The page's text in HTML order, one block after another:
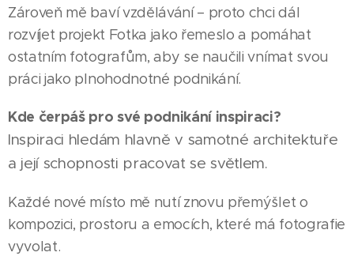
Zároveň mě baví vzdělávání – proto chci dál
rozvíjet projekt Fotka jako řemeslo a pomáhat
ostatním fotografům, aby se naučili vnímat svou
práci jako plnohodnotné podnikání.
Kde čerpáš pro své podnikání inspiraci?
Inspiraci hledám hlavně v samotné architektuře
a její schopnosti pracovat se světlem.
Každé nové místo mě nutí znovu přemýšlet o
kompozici, prostoru a emocích, které má fotografie
vyvolat.